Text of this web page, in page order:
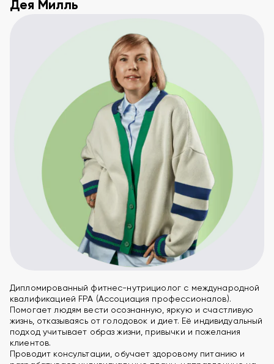
Дипломированный фитнес-нутрициолог с международной
квалификацией FPA (Ассоциация профессионалов).
Помогает людям вести осознанную, яркую и счастливую
жизнь, отказываясь от голодовок и диет. Её индивидуальный
подход учитывает образ жизни, привычки и пожелания
клиентов.
Проводит консультации, обучает здоровому питанию и
Дея Милль